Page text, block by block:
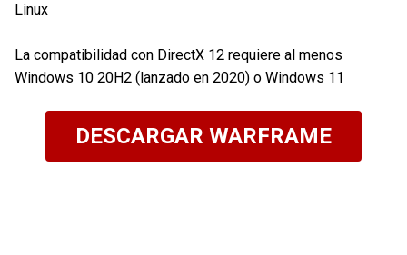
Linux
La compatibilidad con DirectX 12 requiere al menos
Windows 10 20H2 (lanzado en 2020) o Windows 11
DESCARGAR WARFRAME